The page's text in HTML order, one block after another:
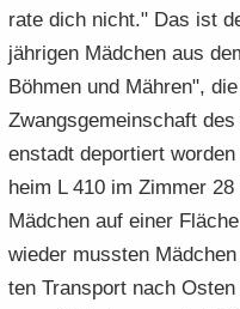
­
t
i
n
­
t
i
n
ra­te dich nicht." Das ist
jährigen Mäd­chen aus
Böh­men und Mäh­ren",
Zwangs­ge­mein­schaft
en­stadt de­por­tiert
heim L 410 im Zim­mer
Mäd­chen auf einer
wie­der muss­ten
ten Trans­port nach